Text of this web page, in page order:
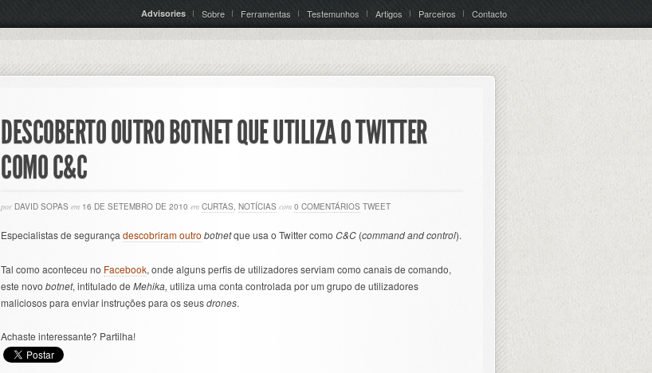
Advisories Sobre Ferramentas Testemunhos Artigos Parceiros Contacto
DESCOBERTO OUTRO BOTNET QUE UTILIZA O TWITTER
COMO C&C
por DAVID SOPAS em 16 DE SETEMBRO DE 2010 em CURTAS, NOTÍCIAS com 0 COMENTÁRIOS TWEET
Especialistas de segurança descobriram outro botnetque usa o Twitter como C&C (command and control).
Tal como aconteceu no Facebook, onde alguns perfis de utilizadores serviam como canais de comando,
este novo botnet, intitulado de Mehika, utiliza uma conta controlada por um grupo de utilizadores
maliciosos para enviar instruções para os seusdrones.
Achaste interessante? Partilha!